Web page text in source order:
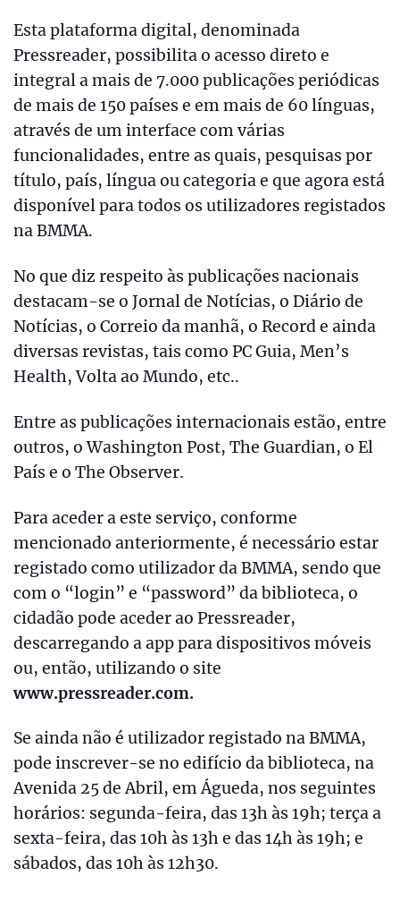
Esta plataforma digital, denominada
Pressreader, possibilita o acesso direto e
integral a mais de 7.000 publicações periódicas
de mais de 150 países e em mais de 60 línguas,
através de um interface com várias
funcionalidades, entre as quais, pesquisas por
título, país, língua ou categoria e que agora está
disponível para todos os utilizadores registados
na BMMA.
No que diz respeito às publicações nacionais
destacam-se o Jornal de Notícias, o Diário de
Notícias, o Correio da manhã, o Record e ainda
diversas revistas, tais como PC Guia, Men’s
Health, Volta ao Mundo, etc..
Entre as publicações internacionais estão, entre
outros, o Washington Post, The Guardian, o El
País e o The Observer.
Para aceder a este serviço, conforme
mencionado anteriormente, é necessário estar
registado como utilizador da BMMA, sendo que
com o “login” e “password” da biblioteca, o
cidadão pode aceder ao Pressreader,
descarregando a app para dispositivos móveis
ou, então, utilizando o site
www.pressreader.com.
Se ainda não é utilizador registado na BMMA,
pode inscrever-se no edifício da biblioteca, na
Avenida 25 de Abril, em Águeda, nos seguintes
horários: segunda-feira, das 13h às 19h; terça a
sexta-feira, das 10h às 13h e das 14h às 19h; e
sábados, das 10h às 12h30.